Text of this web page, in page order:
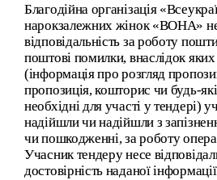
Благодійна організація
нарокзалежних жінок «ВОНА»
відповідальність за роботу
поштові помилки, внаслідок яких
(інформація про розгляд
пропозиція, кошторис чи будь-
необхідні для участі у тендері)
надійшли чи надійшли з
чи пошкодженні, за роботу
Учасник тендеру несе
достовірність наданої